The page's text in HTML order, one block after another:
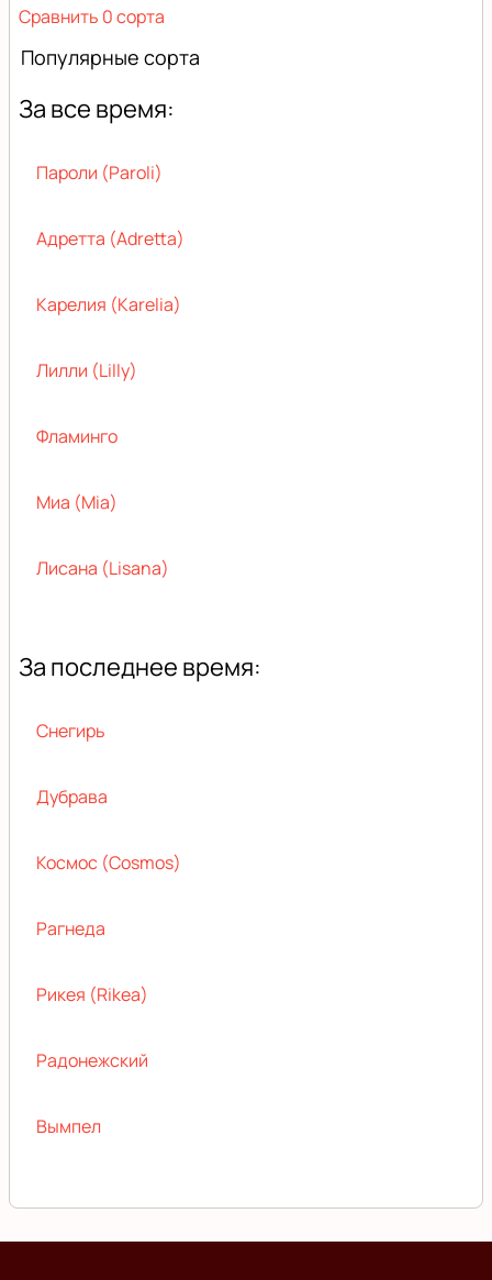
Сравнить 0 сорта
Популярные сорта
За все время:
Пароли (Paroli)
Адретта (Adretta)
Карелия (Karelia)
Лилли (Lilly)
Фламинго
Миа (Mia)
Лисана (Lisana)
За последнее время:
Снегирь
Дубрава
Космос (Cosmos)
Рагнеда
Рикея (Rikea)
Радонежский
Вымпел